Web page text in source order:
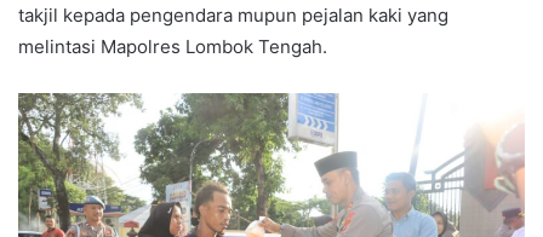
takjil kepada pengendara mupun pejalan kaki yang
melintasi Mapolres Lombok Tengah.